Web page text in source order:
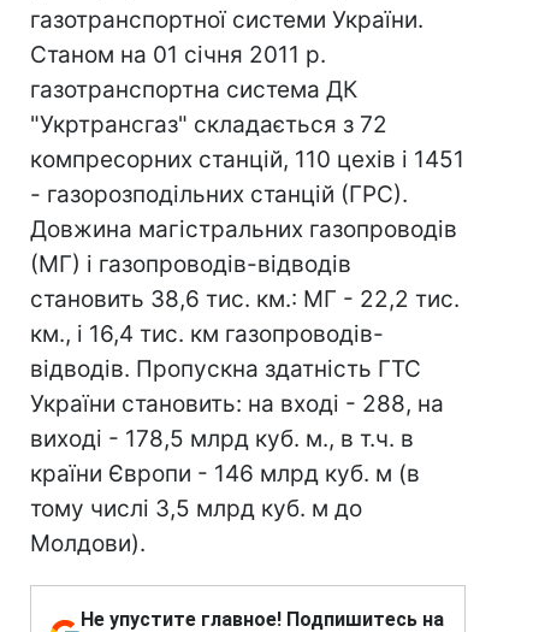
газотранспортної системи України.
Станом на 01 січня 2011 р.
газотранспортна система ДК
"Укртрансгаз" складається з 72
компресорних станцій, 110 цехів і 1451
- газорозподільних станцій (ГРС).
Довжина магістральних газопроводів
(МГ) і газопроводів-відводів
становить 38,6 тис. км.: МГ - 22,2 тис.
км., і 16,4 тис. км газопроводів-
відводів. Пропускна здатність ГТС
України становить: на вході - 288, на
виході - 178,5 млрд куб. м., в т.ч. в
країни Європи - 146 млрд куб. м (в
тому числі 3,5 млрд куб. м до
Молдови).
Не упустите главное! Подпишитесь на